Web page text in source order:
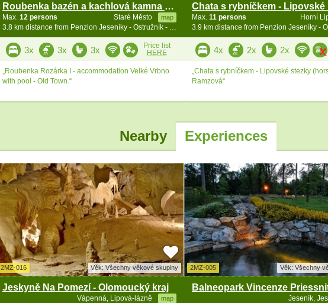
Roubenka bazén a kachlová kamna - Ostružník
Staré Město map
Max. 12 persons
3.8 km distance from Penzion Jeseníky - Ostružník - Petříkov - Ramzová
3x 3x 3x
Price list
HERE
„Roubenka Rozárka I - accommodation Velké Vrbno
with pool - Old Town.“
Horní
Max. 11 persons
4x 2x 2x
„Chata s rybníčkem - Lipovské stezky
Ramzová“
Nearby Experiences
2MZ-016 Věk: Všechny věkové skupiny
Jeskyně Na Pomezí - Olomoucký kraj
Vápenná, Lipová-lázně map
2MZ-005 Věk: Všechny
Jeseník,